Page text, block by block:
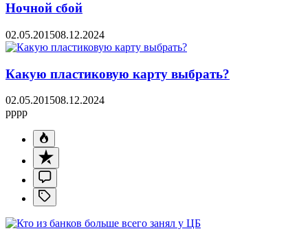
Ночной сбой
02.05.201508.12.2024
Какую пластиковую карту выбрать?
02.05.201508.12.2024
pppp